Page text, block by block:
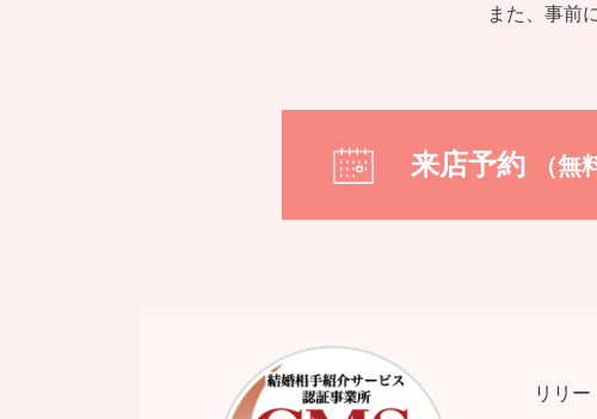
また、事前
来店予約 （無
リリ